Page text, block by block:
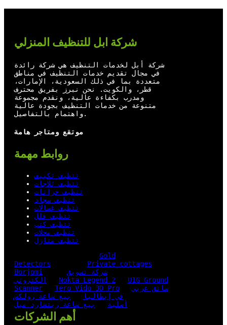
t
e
T
b
e
o
k
k
d
n
شركة ابل للتنظيف المنزلي
شركة أبل لخدمات التنظيف هي شركة رائدة
في مجال تقديم خدمات التنظيف في مناطق
متعددة بما في ذلك السعودية، الإمارات،
قطر، والكويت. نحن نبرز بفريق محترف
ومدرب بكفاءة عالية، ونقدم مجموعة
متنوعة من خدمات التنظيف بجودة عالية
واهتمام بالتفاصيل.
موتقع ومتاجر هامة
روابط مهمة
تنظيف تكييف
تنظيف ثلاجات
تنظيف خزانات
تنظيف سجاد
تنظيف غسالات
تنظيف فلل
تنظيف كنب
تنظيف محلات
تنظيف منازل
Gold
Detectors
Private cottages
Borjomi
شركة تسويق
الكتروني
Nokta Legend 2
UIG Ground
Scanner
Tero Vido 3D Pro
سائق عربي
في إيطاليا
بيع ساعة رولكس
أصلية
بيع ساعة ريتشارد ميل
أهم الشركات